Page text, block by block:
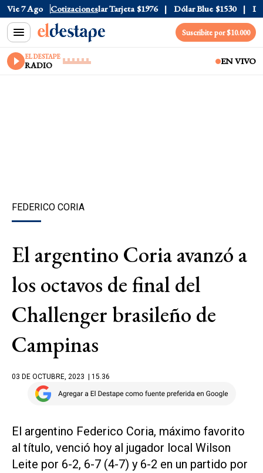
Vie 7 Ago Cotizaciones
Oficial $1520 Dólar Tarjeta $1976 Dólar Blue $1530
Suscribite por $10.000
EL DESTAPE
RADIO EN VIVO
FEDERICO CORIA
El argentino Coria avanzó a
los octavos de final del
Challenger brasileño de
Campinas
03 DE OCTUBRE, 2023 | 15.36
El argentino Federico Coria, máximo favorito
al título, venció hoy al jugador local Wilson
Leite por 6-2, 6-7 (4-7) y 6-2 en un partido por